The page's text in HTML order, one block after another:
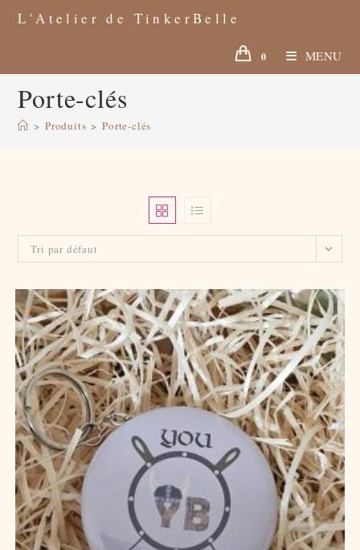
contentL'Atelier de TinkerBelle
0 MENU
Porte-clés
> Produits > Porte-clés
Tri par défaut